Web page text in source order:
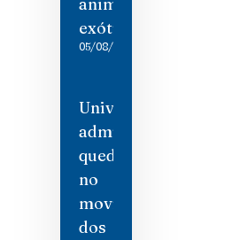
exóticos
05/08/2026
Universal
admite
queda
no
movimento
dos